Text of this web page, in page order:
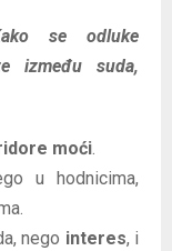
se odluke
između suda,
moći.
u hodnicima,
nego interes, i